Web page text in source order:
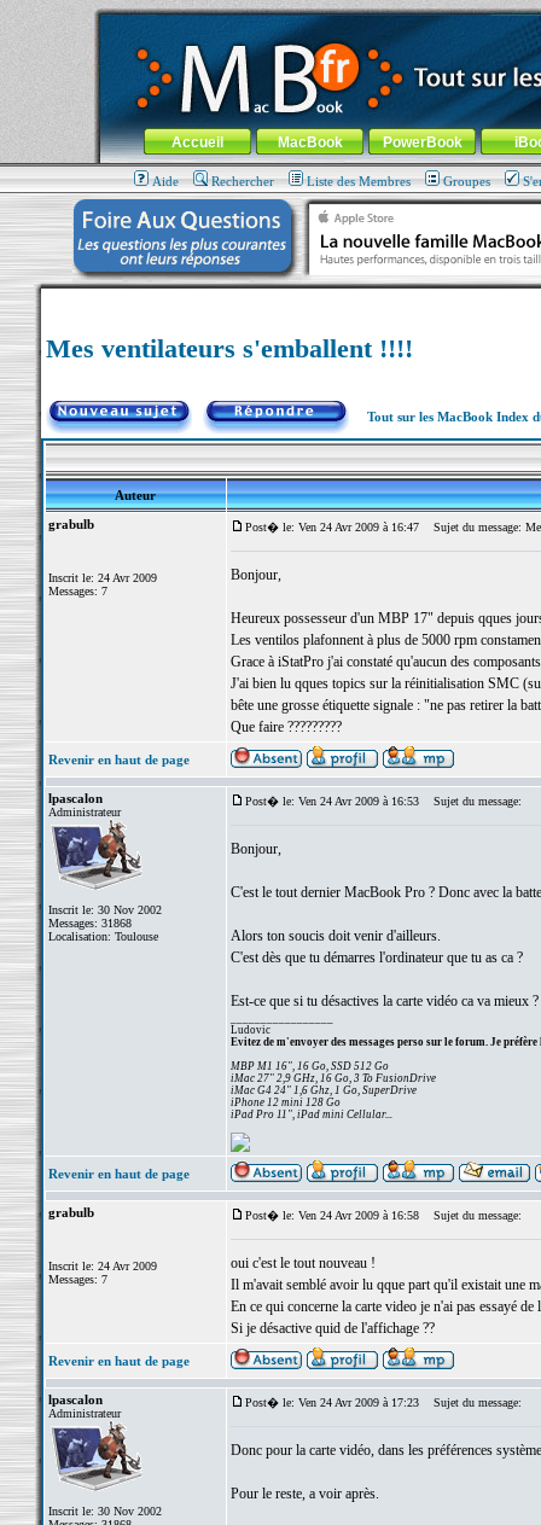
MacBook-fr.com : 100% Apple... 100% nomade !
Aller au contenu-Aller au menu général-Aller au menu de
Menu général
Accueil MacBook PowerBook
Aide Rechercher Liste des Membres Groupes
Mes ventilateurs s'emballent !!!!
Tout sur les MacBook Index
Auteur
grabulb
Inscrit le: 24 Avr 2009
Messages: 7
Post� le: Ven 24 Avr 2009 à 16:47 Sujet du message:
Bonjour,
Heureux possesseur d'un MBP 17" depuis qques
Les ventilos plafonnent à plus de 5000 rpm
Grace à iStatPro j'ai constaté qu'aucun des
J'ai bien lu qques topics sur la réinitialisation SMC
bête une grosse étiquette signale : "ne pas retirer la
Que faire ?????????
Revenir en haut de page
lpascalon
Administrateur
Inscrit le: 30 Nov 2002
Messages: 31868
Localisation: Toulouse
Post� le: Ven 24 Avr 2009 à 16:53 Sujet du message:
Bonjour,
C'est le tout dernier MacBook Pro ? Donc avec la
Alors ton soucis doit venir d'ailleurs.
C'est dès que tu démarres l'ordinateur que tu as ca ?
Est-ce que si tu désactives la carte vidéo ca va mieux ?
Ludovic
Evitez de m'envoyer des messages perso sur le forum. Je préfère
MBP M1 16", 16 Go, SSD 512 Go
iMac 27" 2,9 GHz, 16 Go, 3 To FusionDrive
iMac G4 24" 1,6 Ghz, 1 Go, SuperDrive
iPhone 12 mini 128 Go
iPad Pro 11", iPad mini Cellular...
Revenir en haut de page
grabulb
Inscrit le: 24 Avr 2009
Messages: 7
Post� le: Ven 24 Avr 2009 à 16:58 Sujet du message:
oui c'est le tout nouveau !
Il m'avait semblé avoir lu qque part qu'il existait une
En ce qui concerne la carte video je n'ai pas essayé
Si je désactive quid de l'affichage ??
Revenir en haut de page
lpascalon
Administrateur
Inscrit le: 30 Nov 2002
Post� le: Ven 24 Avr 2009 à 17:23 Sujet du message:
Donc pour la carte vidéo, dans les préférences
Pour le reste, a voir après.